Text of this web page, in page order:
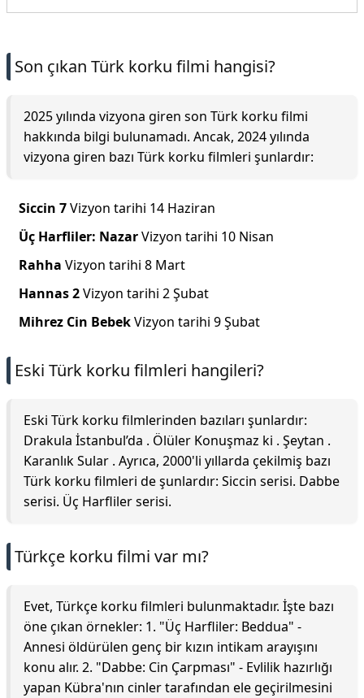
Son çıkan Türk korku filmi hangisi?
2025 yılında vizyona giren son Türk korku filmi
hakkında bilgi bulunamadı. Ancak, 2024 yılında
vizyona giren bazı Türk korku filmleri şunlardır:
Siccin 7Vizyon tarihi 14 Haziran
Üç Harfliler: NazarVizyon tarihi 10 Nisan
Rahha Vizyon tarihi 8 Mart
Hannas 2Vizyon tarihi 2 Şubat
Mihrez Cin BebekVizyon tarihi 9 Şubat
Eski Türk korku filmleri hangileri?
Eski Türk korku filmlerinden bazıları şunlardır:
Drakula İstanbul’da . Ölüler Konuşmaz ki . Şeytan .
Karanlık Sular . Ayrıca, 2000'li yıllarda çekilmiş bazı
Türk korku filmleri de şunlardır: Siccin serisi. Dabbe
serisi. Üç Harfliler serisi.
Türkçe korku filmi var mı?
Evet, Türkçe korku filmleri bulunmaktadır. İşte bazı
öne çıkan örnekler: 1. "Üç Harfliler: Beddua" -
Annesi öldürülen genç bir kızın intikam arayışını
konu alır. 2. "Dabbe: Cin Çarpması" - Evlilik hazırlığı
yapan Kübra'nın cinler tarafından ele geçirilmesini